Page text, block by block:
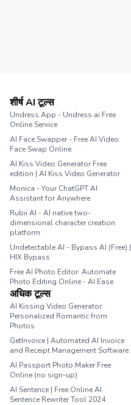
शीर्ष AI टूल्स
Undress.App - Undress ai Free
Online Service
AI Face Swapper - Free AI Video
Face Swap Online
AI Kiss Video Generator Free
edition | AI Kiss Video Generator
Monica - Your ChatGPT AI
Assistant for Anywhere
Rubii AI - AI native two-
dimensional character creation
platform
Undetectable AI - Bypass AI (Free) |
HIX Bypass
Free AI Photo Editor: Automate
Photo Editing Online - AI Ease
अधिक टूल्स
AI Kissing Video Generator:
Personalized Romantic from
Photos
GetInvoice | Automated AI Invoice
and Receipt Management Software
AI Passport Photo Maker Free
Online (no sign-up)
AI Sentence | Free Online AI
Sentence Rewriter Tool 2024